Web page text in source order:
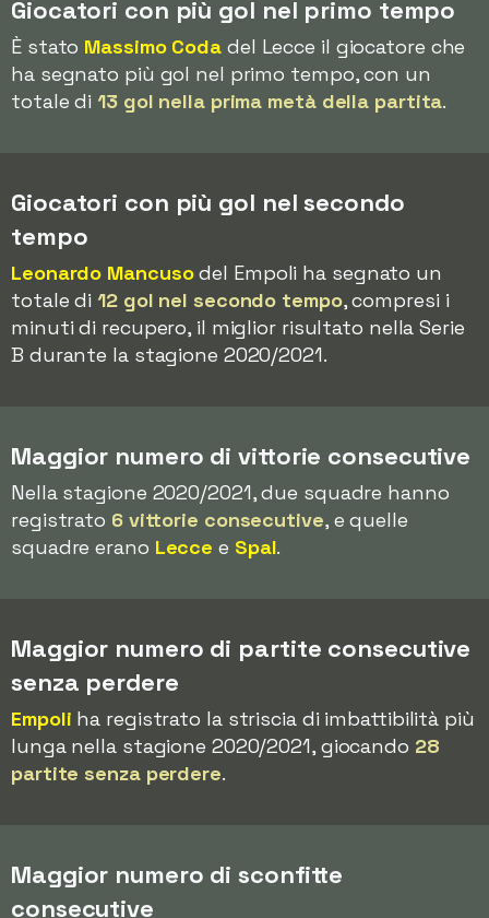
Giocatori con più gol nel primo tempo
È stato Massimo Coda del Lecce il giocatore che
ha segnato più gol nel primo tempo, con un
totale di13 gol nella prima metà della partita.
Giocatori con più gol nel secondo
tempo
Leonardo Mancusodel Empoli ha segnato un
totale di12 gol nel secondo tempo, compresi i
minuti di recupero, il miglior risultato nella Serie
B durante la stagione 2020/2021.
Maggior numero di vittorie consecutive
Nella stagione 2020/2021, due squadre hanno
registrato 6 vittorie consecutive, e quelle
squadre erano Lecce e Spal.
Maggior numero di partite consecutive
senza perdere
Empoli ha registrato la striscia di imbattibilità più
lunga nella stagione 2020/2021, giocando 28
partite senza perdere.
Maggior numero di sconfitte
consecutive